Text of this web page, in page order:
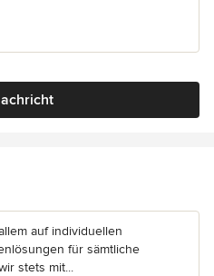
auf individuellen
für sämtliche
stets mit...